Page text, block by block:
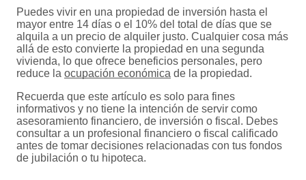
Puedes vivir en una propiedad de inversión hasta el
mayor entre 14 días o el 10% del total de días que se
alquila a un precio de alquiler justo. Cualquier cosa más
allá de esto convierte la propiedad en una segunda
vivienda, lo que ofrece beneficios personales, pero
reduce la ocupación económica de la propiedad.
Recuerda que este artículo es solo para fines
informativos y no tiene la intención de servir como
asesoramiento financiero, de inversión o fiscal. Debes
consultar a un profesional financiero o fiscal calificado
antes de tomar decisiones relacionadas con tus fondos
de jubilación o tu hipoteca.